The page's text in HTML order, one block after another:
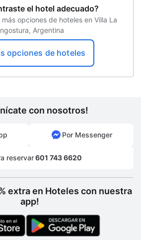
el hotel adecuado?
opciones de hoteles en Villa La
Argentina
opciones de hoteles
con nosotros!
Por Messenger
reservar601 743 6620
extra en Hoteles con nuestra
app!